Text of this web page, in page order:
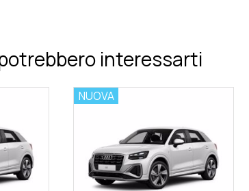
interessarti
NUOVA